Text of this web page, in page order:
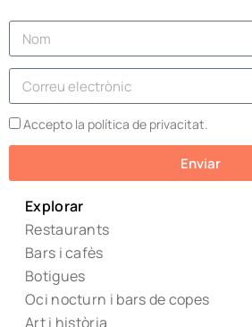
Accepto la política de privacitat.
Enviar
Explorar
Restaurants
Bars i cafès
Botigues
Oci nocturn i bars de copes
Art i història